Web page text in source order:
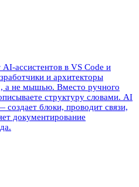
ассистентов в VS Code и
и архитекторы
а не мышью. Вместо ручного
структуру словами. AI
блоки, проводит связи,
документирование